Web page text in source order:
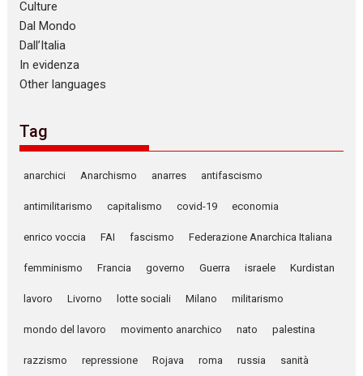
Culture
Dal Mondo
Dall’Italia
In evidenza
Other languages
Tag
anarchici Anarchismo anarres antifascismo
antimilitarismo capitalismo covid-19 economia
enrico voccia FAI fascismo Federazione Anarchica Italiana
femminismo Francia governo Guerra israele Kurdistan
lavoro Livorno lotte sociali Milano militarismo
mondo del lavoro movimento anarchico nato palestina
razzismo repressione Rojava roma russia sanità